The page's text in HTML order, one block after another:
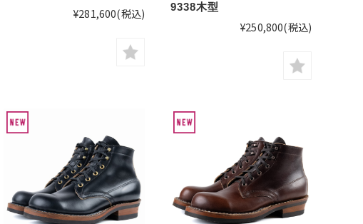
¥281,600(税込)
9338木型
¥250,800(税込)